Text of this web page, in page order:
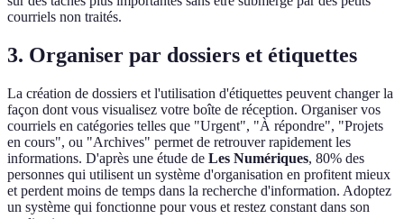
courriels non traités.
3. Organiser par dossiers et étiquettes
La création de dossiers et l'utilisation d'étiquettes peuvent changer la
façon dont vous visualisez votre boîte de réception. Organiser vos
courriels en catégories telles que "Urgent", "À répondre", "Projets
en cours", ou "Archives" permet de retrouver rapidement les
informations. D'après une étude de Les Numériques, 80% des
personnes qui utilisent un système d'organisation en profitent mieux
et perdent moins de temps dans la recherche d'information. Adoptez
un système qui fonctionne pour vous et restez constant dans son